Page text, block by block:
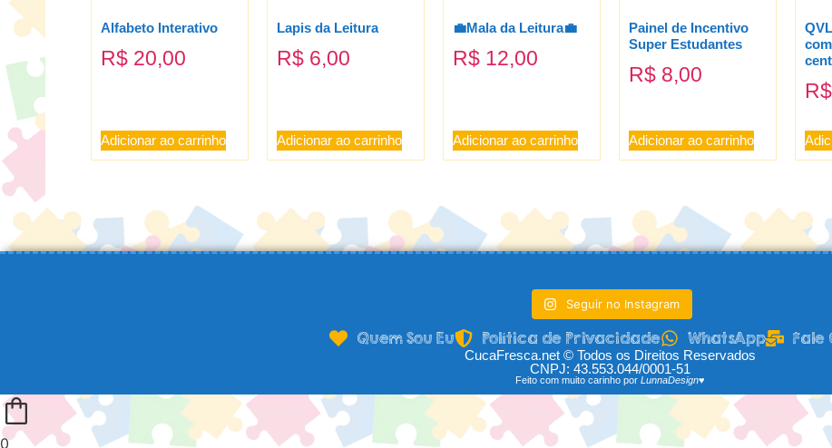
Alfabeto Interativo
R$ 20,00
Adicionar ao carrinho
Lapis da Leitura
R$ 6,00
Adicionar ao carrinho
💼Mala da Leitura💼
R$ 12,00
Adicionar ao carrinho
Painel de Incentivo
Super Estudantes
R$ 8,00
Adicionar ao carrinho
R$
Seguir no Instagram
Quem Sou Eu Política de Privacidade WhatsApp Fale
CucaFresca.net © Todos os Direitos Reservados
CNPJ: 43.553.044/0001-51
Feito com muito carinho por LunnaDesign♥
0